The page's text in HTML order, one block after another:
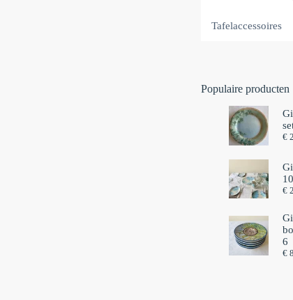
Tafelaccessoires
Populaire producten
€
€
6⁠
€